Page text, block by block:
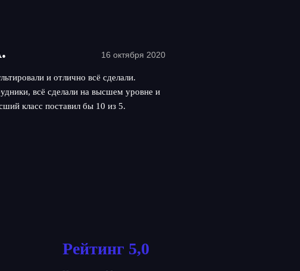
16 октября 2020
и отлично всё сделали.
всё сделали на высшем уровне и
класс поставил бы 10 из 5.
Рейтинг 5,0